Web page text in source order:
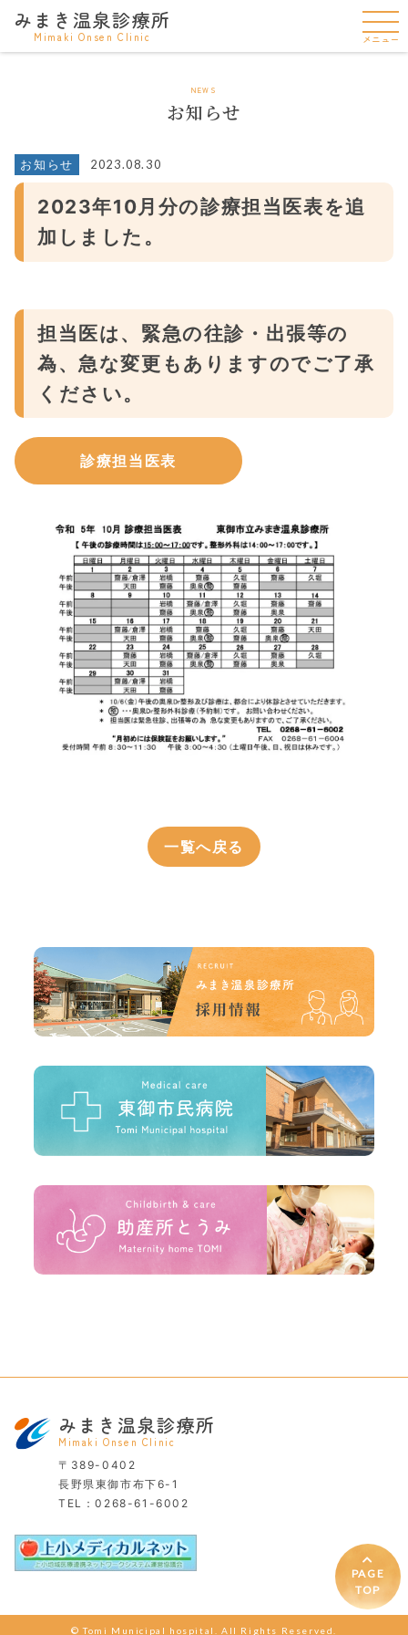
みまき温泉診療所
Mimaki Onsen Clinic メニュー
NEWS
お知らせ
お知らせ 2023.08.30
2023年10月分の診療担当医表を追
加しました。
担当医は、緊急の往診・出張等の
為、急な変更もありますのでご了承
ください。
診療担当医表
一覧へ戻る
PAGE
TOP
みまき温泉診療所
Mimaki Onsen Clinic
〒389-0402
長野県東御市布下6-1
TEL：0268-61-6002
© Tomi Municipal hospital. All Rights Reserved.